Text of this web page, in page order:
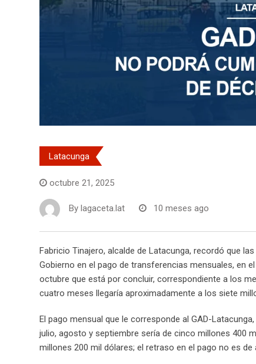
Latacunga
octubre 21, 2025
By lagaceta.lat 10 meses ago
Fabricio Tinajero, alcalde de Latacunga, recordó que
Gobierno en el pago de transferencias mensuales, en
octubre que está por concluir, correspondiente a los
cuatro meses llegaría aproximadamente a los siete
El pago mensual que le corresponde al GAD-
julio, agosto y septiembre sería de cinco millones 400
millones 200 mil dólares; el retraso en el pago no es